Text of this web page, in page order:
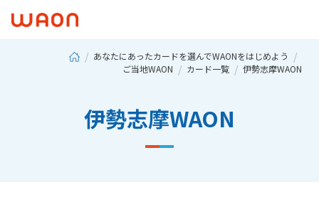
あなたにあったカードを選んでWAONをはじめよう
ご当地WAON
カード一覧 伊勢志摩WAON
伊勢志摩WAON